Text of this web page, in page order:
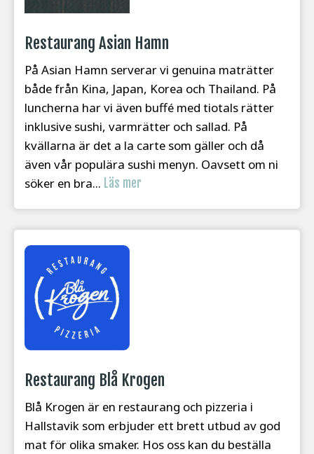
Restaurang Asian Hamn
På Asian Hamn serverar vi genuina maträtter
både från Kina, Japan, Korea och Thailand. På
luncherna har vi även buffé med tiotals rätter
inklusive sushi, varmrätter och sallad. På
kvällarna är det a la carte som gäller och då
även vår populära sushi menyn. Oavsett om ni
söker en bra... Läs mer
Restaurang Blå Krogen
Blå Krogen är en restaurang och pizzeria i
Hallstavik som erbjuder ett brett utbud av god
mat för olika smaker. Hos oss kan du beställa